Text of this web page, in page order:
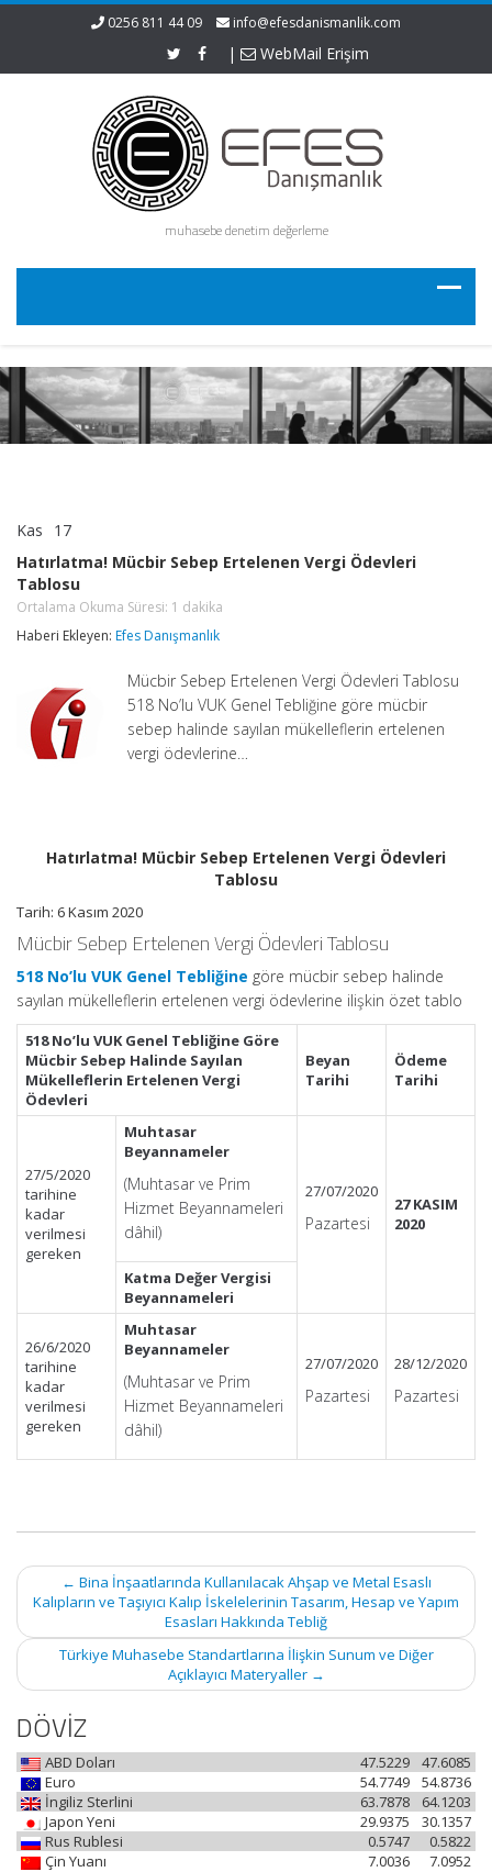
0256 811 44 09 info@efesdanismanlik.com
| WebMail Erişim
muhasebe denetim değerleme
Kas 17
Sebep
Vergi
Tablosu
Okuma
Süresi:
dakika
Hatırlatma! Mücbir Sebep Ertelenen Vergi Ödevleri
Tablosu
Ortalama Okuma Süresi: 1 dakika
Haberi Ekleyen: Efes Danışmanlık
Mücbir Sebep Ertelenen Vergi Ödevleri Tablosu
518 No’lu VUK Genel Tebliğine göre mücbir
sebep halinde sayılan mükelleflerin ertelenen
vergi ödevlerine…
Hatırlatma! Mücbir Sebep Ertelenen Vergi Ödevleri
Tablosu
Tarih: 6 Kasım 2020
Mücbir Sebep Ertelenen Vergi Ödevleri Tablosu
518 No’lu VUK Genel Tebliğine göre mücbir sebep halinde
sayılan mükelleflerin ertelenen vergi ödevlerine ilişkin özet tablo
518 No’lu VUK Genel Tebliğine Göre
Mücbir Sebep Halinde Sayılan
Mükelleflerin Ertelenen Vergi
Ödevleri
Beyan
Tarihi
Ödeme
Tarihi
27/5/2020
tarihine
kadar
verilmesi
gereken
Muhtasar
Beyannameler
(Muhtasar ve Prim
Hizmet Beyannameleri
dâhil)
27/07/2020
Pazartesi
27 KASIM
2020
Katma Değer Vergisi
Beyannameleri
26/6/2020
tarihine
kadar
verilmesi
gereken
Muhtasar
Beyannameler
(Muhtasar ve Prim
Hizmet Beyannameleri
dâhil)
27/07/2020
Pazartesi
28/12/2020
Pazartesi
Post
navigation
← Bina İnşaatlarında Kullanılacak Ahşap ve Metal Esaslı
Kalıpların ve Taşıyıcı Kalıp İskelelerinin Tasarım, Hesap ve Yapım
Esasları Hakkında Tebliğ
Türkiye Muhasebe Standartlarına İlişkin Sunum ve Diğer
Açıklayıcı Materyaller →
DÖVİZ
ABD Doları 47.6085
47.5229
Euro
54.8736
54.7749
İngiliz Sterlini
64.1203
63.7878
Japon Yeni
30.1357
29.9375
Rus Rublesi
0.5822
0.5747
Çin Yuanı
7.0952
7.0036